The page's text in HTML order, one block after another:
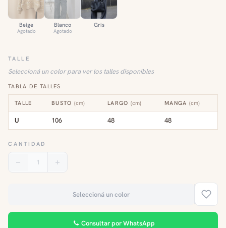
Beige
Agotado
Blanco
Agotado
Gris
TALLE
Seleccioná un color para ver los talles disponibles
TABLA DE TALLES
TALLE BUSTO (cm) LARGO (cm) MANGA (cm)
U 106 48 48
CANTIDAD
1
Seleccioná un color
Consultar por WhatsApp